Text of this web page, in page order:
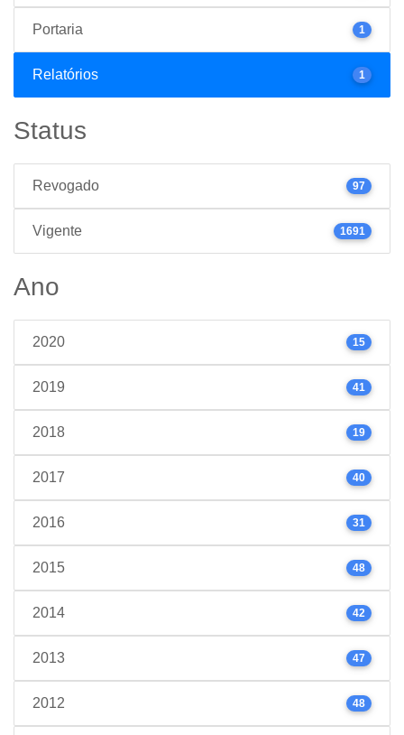
Portaria 1
Relatórios 1
Status
Revogado 97
Vigente 1691
Ano
2020 15
2019 41
2018 19
2017 40
2016 31
2015 48
2014 42
2013 47
2012 48